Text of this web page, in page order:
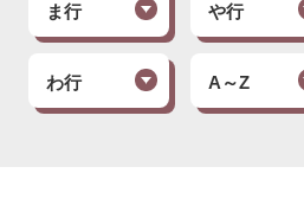
ま行 や行
わ行 A～Z